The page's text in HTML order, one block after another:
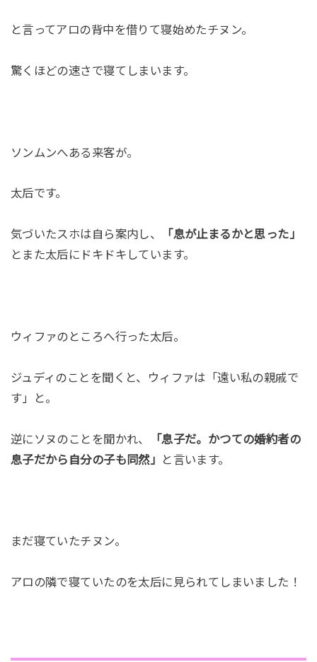
と言ってアロの背中を借りて寝始めたチヌン。
驚くほどの速さで寝てしまいます。
ソンムンへある来客が。
太后です。
気づいたスホは自ら案内し、
「息が止まるかと思った」
とまた太后にドキドキしています。
ウィファのところへ行った太后。
ジュディのことを聞くと、ウィファは「遠い私の親戚で
す」と。
逆にソヌのことを聞かれ、
「息子だ。かつての婚約者の
息子だから自分の子も同然」
と言います。
まだ寝ていたチヌン。
アロの隣で寝ていたのを太后に見られてしまいました！